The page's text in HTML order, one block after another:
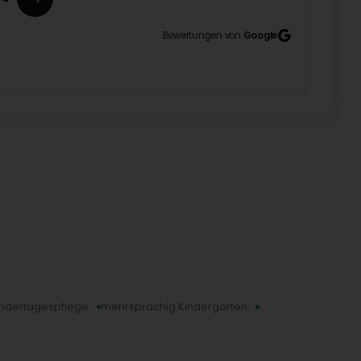
Bewertungen von Google
mehrsprachig Kindergarten